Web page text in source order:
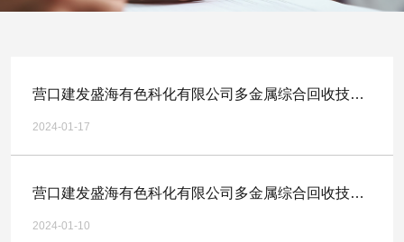
营口建发盛海有色科化有限公司多金属综合回收技术
升级搬迁扩建项目-二氧化硫风机采购（二次）招标公
告
2024-01-17
营口建发盛海有色科化有限公司多金属综合回收技术
升级搬迁扩建项目-余热锅炉采购废标公示
2024-01-10